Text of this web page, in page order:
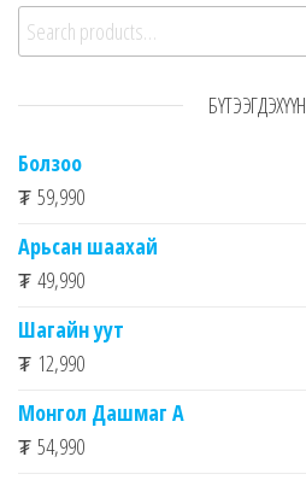
Search for:
БҮТЭЭГДЭХҮҮН
Болзоо
₮ 59,990
Арьсан шаахай
₮ 49,990
Шагайн уут
₮ 12,990
Монгол Дашмаг А
₮ 54,990